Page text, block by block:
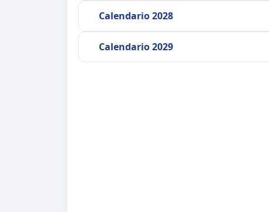
Calendario 2028
Calendario 2029